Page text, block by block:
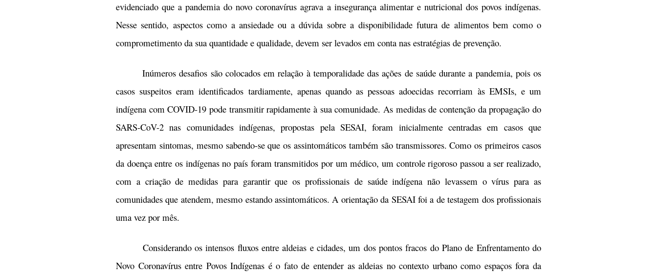
evidenciado que a pandemia do novo coronavírus agrava a insegurança alimentar e nutricional dos povos indígenas.
Nesse sentido, aspectos como a ansiedade ou a dúvida sobre a disponibilidade futura de alimentos bem como o
comprometimento da sua quantidade e qualidade, devem ser levados em conta nas estratégias de prevenção.
Inúmeros desafios são colocados em relação à temporalidade das ações de saúde durante a pandemia, pois os
casos suspeitos eram identificados tardiamente, apenas quando as pessoas adoecidas recorriam às EMSIs, e um
indígena com COVID-19 pode transmitir rapidamente à sua comunidade. As medidas de contenção da propagação do
SARS-CoV-2 nas comunidades indígenas, propostas pela SESAI, foram inicialmente centradas em casos que
apresentam sintomas, mesmo sabendo-se que os assintomáticos também são transmissores. Como os primeiros casos
da doença entre os indígenas no país foram transmitidos por um médico, um controle rigoroso passou a ser realizado,
com a criação de medidas para garantir que os profissionais de saúde indígena não levassem o vírus para as
comunidades que atendem, mesmo estando assintomáticos. A orientação da SESAI foi a de testagem dos profissionais
uma vez por mês.
Considerando os intensos fluxos entre aldeias e cidades, um dos pontos fracos do Plano de Enfrentamento do
Novo Coronavírus entre Povos Indígenas é o fato de entender as aldeias no contexto urbano como espaços fora da